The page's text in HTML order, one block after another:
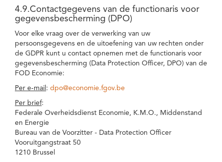
4.9.Contactgegevens van de functionaris voor
gegevensbescherming (DPO)
Voor elke vraag over de verwerking van uw
persoonsgegevens en de uitoefening van uw rechten onder
de GDPR kunt u contact opnemen met de functionaris voor
gegevensbescherming (Data Protection Officer, DPO) van de
FOD Economie:
Per e-mail : dpo@economie.fgov.be
Per brief:
Federale Overheidsdienst Economie, K.M.O., Middenstand
en Energie
Bureau van de Voorzitter - Data Protection Officer
Vooruitgangstraat 50
1210 Brussel